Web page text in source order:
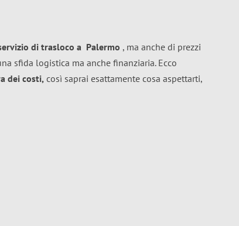
di trasloco a Palermo , ma anche di prezzi
sfida logistica ma anche finanziaria. Ecco
dei costi, così saprai esattamente cosa aspettarti,